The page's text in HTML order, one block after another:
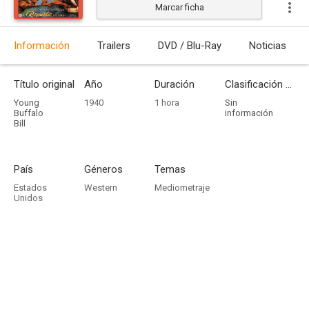
Marcar ficha
Información Trailers DVD / Blu-Ray Noticias
Título original
Young
Buffalo
Bill
Año
1940
Duración
1 hora
Clasificación por edades
Sin
información
País
Estados
Unidos
Géneros
Western
Temas
Mediometraje